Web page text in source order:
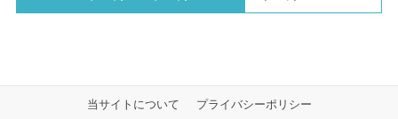
当サイトについて
プライバシーポリシー